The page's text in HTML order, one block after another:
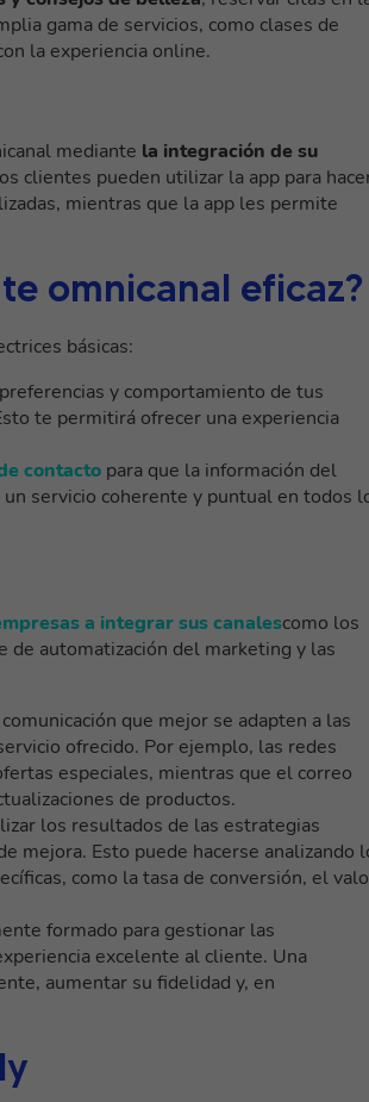
gama de servicios, como clases de
la experiencia online.
mediante la integración de su
clientes pueden utilizar la app para
mientras que la app les permite
omnicanal eficaz?
básicas:
y comportamiento de tus
te permitirá ofrecer una experiencia
contacto para que la información del
servicio coherente y puntual en todos
a integrar sus canalescomo los
de automatización del marketing y las
que mejor se adapten a las
ofrecido. Por ejemplo, las redes
especiales, mientras que el correo
de productos.
los resultados de las estrategias
mejora. Esto puede hacerse analizando
como la tasa de conversión, el
formado para gestionar las
excelente al cliente. Una
aumentar su fidelidad y, en